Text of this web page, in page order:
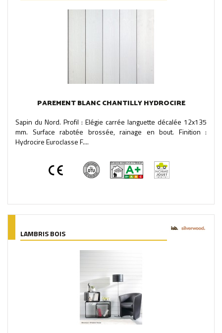
PAREMENT BLANC CHANTILLY HYDROCIRE
Sapin du Nord. Profil : Elégie carrée languette décalée 12x135
mm. Surface rabotée brossée, rainage en bout. Finition :
Hydrocire Euroclasse F....
LAMBRIS BOIS